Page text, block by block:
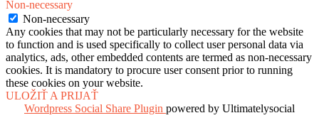
Non-necessary
Non-necessary
Any cookies that may not be particularly necessary for the website
to function and is used specifically to collect user personal data via
analytics, ads, other embedded contents are termed as non-necessary
cookies. It is mandatory to procure user consent prior to running
these cookies on your website.
ULOŽIŤ A PRIJAŤ
Wordpress Social Share Plugin powered by Ultimatelysocial